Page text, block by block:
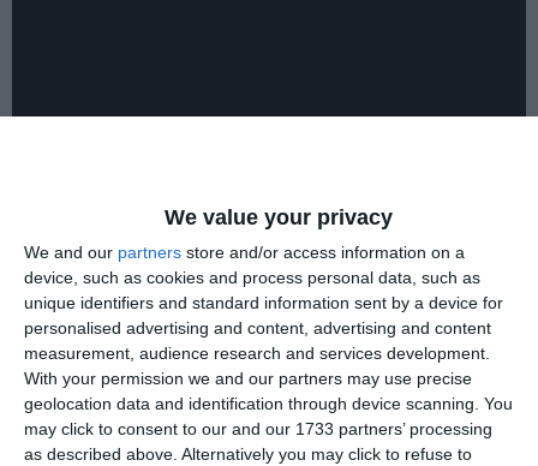
We value your privacy
We and our partners store and/or access information on a
device, such as cookies and process personal data, such as
unique identifiers and standard information sent by a device for
personalised advertising and content, advertising and content
measurement, audience research and services development.
With your permission we and our partners may use precise
geolocation data and identification through device scanning. You
may click to consent to our and our 1733 partners’ processing
as described above. Alternatively you may click to refuse to
PRECIZĂRI:
Legea 190 din 2018, la articolul 7, menţionează că
activitatea jurnalistică este exonerată de la unele
prevederi ale Regulamentului GDPR, dacă se păstrează
un echilibru între libertatea de exprimare şi protecţia
datelor cu caracter personal.